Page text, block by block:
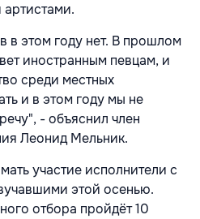
артистами.
в этом году нет. В прошлом
иностранным певцам, и
среди местных
и в этом году мы не
- объяснил член
Леонид Мельник.
участие исполнители с
этой осенью.
отбора пройдёт 10